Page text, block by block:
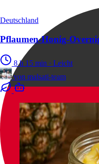
Deutschland
Pflaumen-Honig-
8 h 15 min · Leicht
von malsati-team